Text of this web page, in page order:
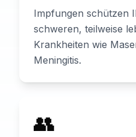
Impfungen schützen
schweren, teilweise
Krankheiten wie
Meningitis.
👥